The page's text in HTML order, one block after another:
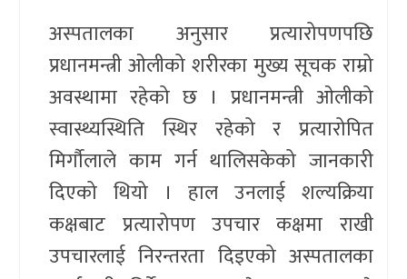
अस्पतालका अनुसार प्रत्यारोपणपछि
प्रधानमन्त्री ओलीको शरीरका मुख्य सूचक राम्रो
अवस्थामा रहेको छ । प्रधानमन्त्री ओलीको
स्वास्थ्यस्थिति स्थिर रहेको र प्रत्यारोपित
मिर्गौलाले काम गर्न थालिसकेको जानकारी
दिएको थियो । हाल उनलाई शल्यक्रिया
कक्षबाट प्रत्यारोपण उपचार कक्षमा राखी
उपचारलाई निरन्तरता दिइएको अस्पतालका